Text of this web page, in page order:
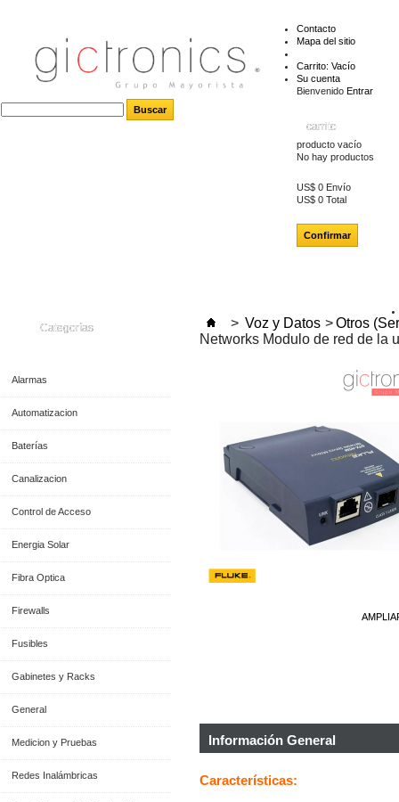
Contacto
Mapa del sitio
Carrito: Vacío
Su cuenta
Bienvenido Entrar
carrito
producto vacío
No hay productos
US$ 0 Envío
US$ 0 Total
Confirmar
Categorías
Alarmas
Automatizacion
Baterías
Canalizacion
Control de Acceso
Energia Solar
Fibra Optica
Firewalls
Fusibles
Gabinetes y Racks
General
Medicion y Pruebas
Redes Inalámbricas
> Voz y Datos > Otros
Networks Modulo de red de la
Información General
Características: